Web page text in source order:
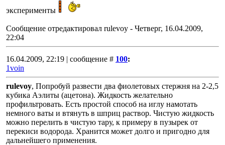
эксперименты
Сообщение отредактировал rulevoy - Четверг, 16.04.2009,
22:04
16.04.2009, 22:19 | сообщение # 100:
1voin
rulevoy, Попробуй развести два фиолетовых стержня на 2-2,5
кубика Аэлиты (ацетона). Жидкость желательно
профильтровать. Есть простой способ на иглу намотать
немного ваты и втянуть в шприц раствор. Чистую жидкость
можно перелить в чистую тару, к примеру в пузырек от
перекиси водорода. Хранится может долго и пригодно для
дальнейшего применения.